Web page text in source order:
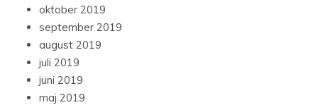
oktober 2019
september 2019
august 2019
juli 2019
juni 2019
maj 2019